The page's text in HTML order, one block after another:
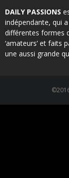
DAILY PASSIONS
indépendante, qui
différentes formes
‘amateurs’ et faits
une aussi grande